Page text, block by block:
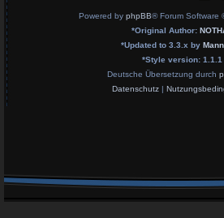
Powered by phpBB® Forum Software
*Original Author:
*Updated to 3.3.x by
*Style version: 1.1.1
Deutsche Übersetzung durch
Datenschutz|